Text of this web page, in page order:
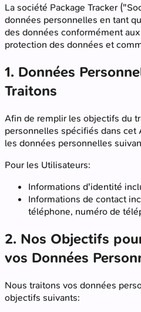
La société Package Tracker
données personnelles en tant
des données conformément
protection des données et
1. Données
Traitons
Afin de remplir les objectifs du
personnelles spécifiés dans cet
les données personnelles
Pour les Utilisateurs:
Informations d'identité
Informations de contact
téléphone, numéro de
2. Nos Objectifs
vos Données
Nous traitons vos données
objectifs suivants: